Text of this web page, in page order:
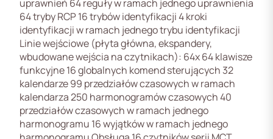
uprawnień 64 reguły w ramach jednego uprawnienia
64 tryby RCP 16 trybów identyfikacji 4 kroki
identyfikacji w ramach jednego trybu identyfikacji
Linie wejściowe (płyta główna, ekspandery,
wbudowane wejścia na czytnikach): 64x 64 klawisze
funkcyjne 16 globalnych komend sterujących 32
kalendarze 99 przedziałów czasowych w ramach
kalendarza 250 harmonogramów czasowych 40
przedziałów czasowych w ramach jednego
harmonogramu 16 wyjątków w ramach jednego